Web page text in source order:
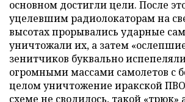
основном достигли цели. После
уцелевшим радиолокаторам на
высотах прорывались ударные
уничтожали их, а затем
зенитчиков буквально
огромными массами самолетов с
целом уничтожение иракской
схеме не сводилось, такой